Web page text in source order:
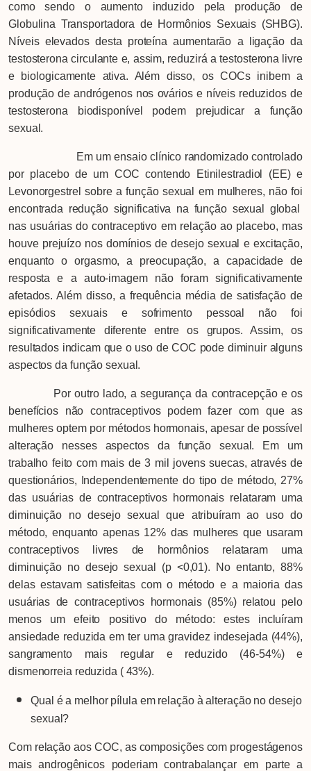
como sendo o aumento induzido pela produção de
Globulina Transportadora de Hormônios Sexuais (SHBG).
Níveis elevados desta proteína aumentarão a ligação da
testosterona circulante e, assim, reduzirá a testosterona livre
e biologicamente ativa. Além disso, os COCs inibem a
produção de andrógenos nos ovários e níveis reduzidos de
testosterona biodisponível podem prejudicar a função
sexual.
Em um ensaio clínico randomizado controlado
por placebo de um COC contendo Etinilestradiol (EE) e
Levonorgestrel sobre a função sexual em mulheres, não foi
encontrada redução significativa na função sexual global
nas usuárias do contraceptivo em relação ao placebo, mas
houve prejuízo nos domínios de desejo sexual e excitação,
enquanto o orgasmo, a preocupação, a capacidade de
resposta e a auto-imagem não foram significativamente
afetados. Além disso, a frequência média de satisfação de
episódios sexuais e sofrimento pessoal não foi
significativamente diferente entre os grupos. Assim, os
resultados indicam que o uso de COC pode diminuir alguns
aspectos da função sexual.
Por outro lado, a segurança da contracepção e os
benefícios não contraceptivos podem fazer com que as
mulheres optem por métodos hormonais, apesar de possível
alteração nesses aspectos da função sexual. Em um
trabalho feito com mais de 3 mil jovens suecas, através de
questionários, Independentemente do tipo de método, 27%
das usuárias de contraceptivos hormonais relataram uma
diminuição no desejo sexual que atribuíram ao uso do
método, enquanto apenas 12% das mulheres que usaram
contraceptivos livres de hormônios relataram uma
diminuição no desejo sexual (p <0,01). No entanto, 88%
delas estavam satisfeitas com o método e a maioria das
usuárias de contraceptivos hormonais (85%) relatou pelo
menos um efeito positivo do método: estes incluíram
ansiedade reduzida em ter uma gravidez indesejada (44%),
sangramento mais regular e reduzido (46-54%) e
dismenorreia reduzida ( 43%).
Qual é a melhor pílula em relação à alteração no desejo
sexual?
Com relação aos COC, as composições com progestágenos
mais androgênicos poderiam contrabalançar em parte a